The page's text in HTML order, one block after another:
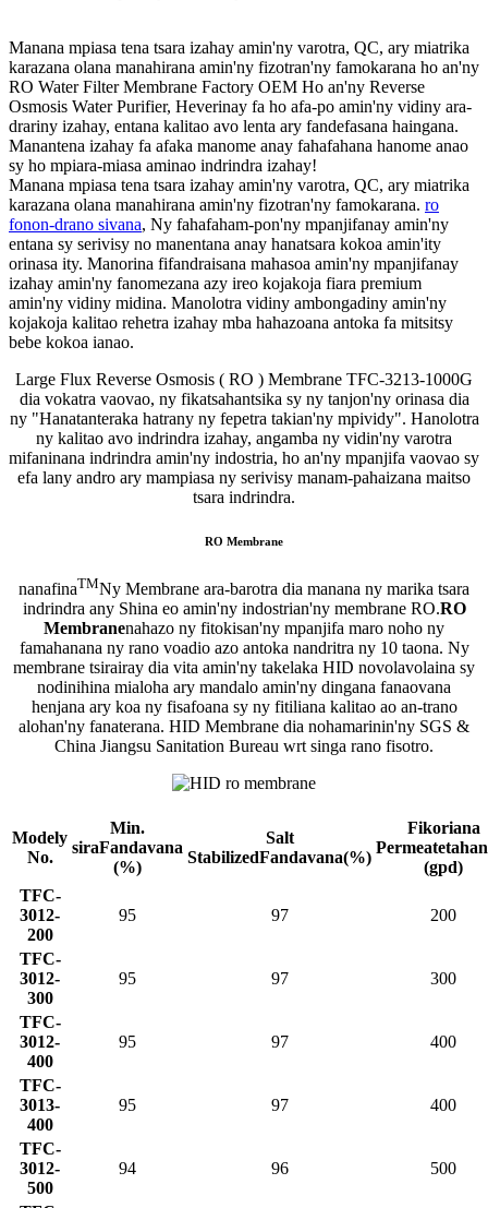
Manana mpiasa tena tsara izahay amin'ny varotra, QC, ary miatrika
karazana olana manahirana amin'ny fizotran'ny famokarana ho an'ny
RO Water Filter Membrane Factory OEM Ho an'ny Reverse
Osmosis Water Purifier, Heverinay fa ho afa-po amin'ny vidiny ara-
drariny izahay, entana kalitao avo lenta ary fandefasana haingana.
Manantena izahay fa afaka manome anay fahafahana hanome anao
sy ho mpiara-miasa aminao indrindra izahay!
Manana mpiasa tena tsara izahay amin'ny varotra, QC, ary miatrika
karazana olana manahirana amin'ny fizotran'ny famokarana. ro
fonon-drano sivana, Ny fahafaham-pon'ny mpanjifanay amin'ny
entana sy serivisy no manentana anay hanatsara kokoa amin'ity
orinasa ity. Manorina fifandraisana mahasoa amin'ny mpanjifanay
izahay amin'ny fanomezana azy ireo kojakoja fiara premium
amin'ny vidiny midina. Manolotra vidiny ambongadiny amin'ny
kojakoja kalitao rehetra izahay mba hahazoana antoka fa mitsitsy
bebe kokoa ianao.
Large Flux Reverse Osmosis ( RO ) Membrane TFC-3213-1000G
dia vokatra vaovao, ny fikatsahantsika sy ny tanjon'ny orinasa dia
ny "Hanatanteraka hatrany ny fepetra takian'ny mpividy". Hanolotra
ny kalitao avo indrindra izahay, angamba ny vidin'ny varotra
mifaninana indrindra amin'ny indostria, ho an'ny mpanjifa vaovao sy
efa lany andro ary mampiasa ny serivisy manam-pahaizana maitso
tsara indrindra.
RO Membrane
nanafinaTMNy Membrane ara-barotra dia manana ny marika tsara
indrindra any Shina eo amin'ny indostrian'ny membrane RO.RO
Membranenahazo ny fitokisan'ny mpanjifa maro noho ny
famahanana ny rano voadio azo antoka nandritra ny 10 taona. Ny
membrane tsirairay dia vita amin'ny takelaka HID novolavolaina sy
nodinihina mialoha ary mandalo amin'ny dingana fanaovana
henjana ary koa ny fisafoana sy ny fitiliana kalitao ao an-trano
alohan'ny fanaterana. HID Membrane dia nohamarinin'ny SGS &
China Jiangsu Sanitation Bureau wrt singa rano fisotro.
Modely
No.
Min.
siraFandavana
(%)
Salt
StabilizedFandavana(%)
Fikoriana
Permeate
(gpd)
TFC-
3012-
200
95 97 200
TFC-
3012-
300
95 97 300
TFC-
3012-
400
95 97 400
TFC-
3013-
400
95 97 400
TFC-
3012-
500
94 96 500